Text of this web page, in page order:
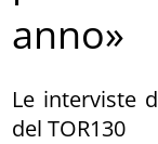
anno»
Le interviste
del TOR130